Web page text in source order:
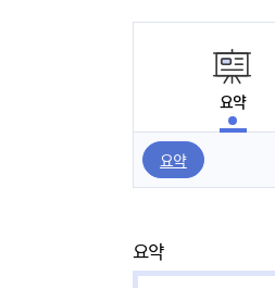
요약
요약
요약